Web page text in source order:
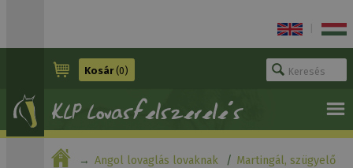
Kosár(0)
Angol lovaglás lovaknak Martingál, szügyelő